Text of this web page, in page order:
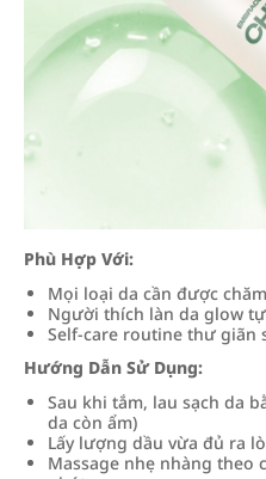
Phù Hợp Với:
Mọi loại da cần được
Người thích làn da glow
Self-care routine thư giãn
Hướng Dẫn Sử Dụng:
Sau khi tắm, lau sạch da
da còn ẩm)
Lấy lượng dầu vừa đủ ra
Massage nhẹ nhàng theo